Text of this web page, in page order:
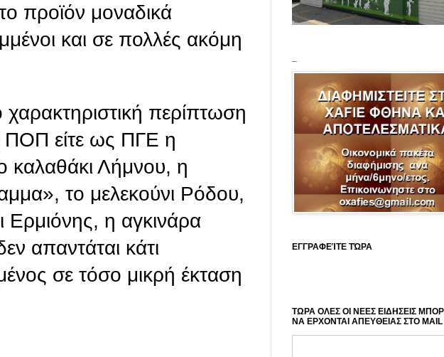
προϊόν μοναδικά
και σε πολλές ακόμη
χαρακτηριστική περίπτωση
ΠΟΠ είτε ως ΠΓΕ η
καλαθάκι Λήμνου, η
το μελεκούνι Ρόδου,
Ερμιόνης, η αγκινάρα
απαντάται κάτι
σε τόσο μικρή έκταση
ΕΓΓΡΑΦΕΊΤΕ ΤΏΡΑ
ΤΩΡΑ ΟΛΕΣ ΟΙ ΝΕΕΣ ΕΙΔΗΣΕΙΣ
ΝΑ ΕΡΧΟΝΤΑΙ ΑΠΕΥΘΕΙΑΣ ΣΤΟ